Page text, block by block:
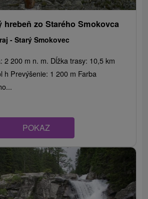
hrebeň zo Starého Smokovca
-Starý Smokovec
2 200 m n. m. Dĺžka trasy: 10,5 km
h Prevýšenie: 1 200 m Farba
POKAZ